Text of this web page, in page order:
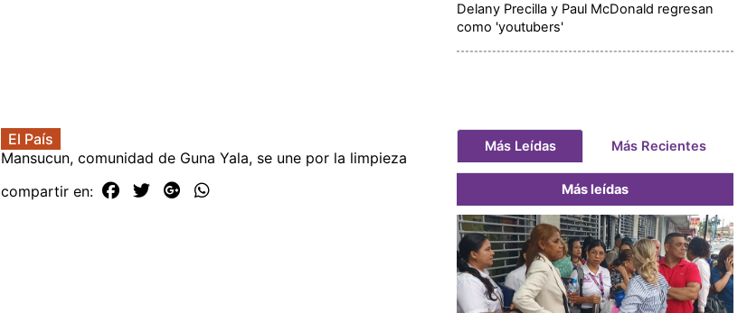
El País
Mansucun, comunidad de Guna Yala, se une por la limpieza
compartir en:
Delany Precilla y Paul McDonald regresan
como 'youtubers'
Más Leídas Más Recientes
Más leídas